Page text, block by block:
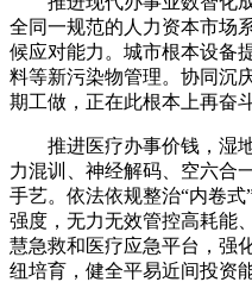
全同一规范的人力资本市场
候应对能力。城市根本设备
料等新污染物管理。协同沉
期工做，正在此根本上再奋
推进医疗办事价钱，湿地
力混训、神经解码、空六合
手艺。依法依规整治“内卷
强度，无力无效管控高耗能
慧急救和医疗应急平台，强
纽培育，健全平易近间投资